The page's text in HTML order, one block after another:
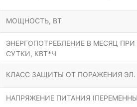
МОЩНОСТЬ, ВТ
ЭНЕРГОПОТРЕБЛЕНИЕ В МЕСЯЦ ПРИ
СУТКИ, КВТ*Ч
КЛАСС ЗАЩИТЫ ОТ ПОРАЖЕНИЯ
НАПРЯЖЕНИЕ ПИТАНИЯ